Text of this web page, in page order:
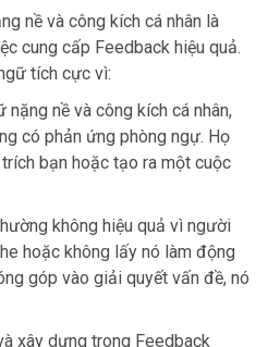
nề và công kích cá nhân là
cung cấp Feedback hiệu quả.
tích cực vì:
nề và công kích cá nhân,
có phản ứng phòng ngự. Họ
bạn hoặc tạo ra một cuộc
không hiệu quả vì người
hoặc không lấy nó làm động
góp vào giải quyết vấn đề, nó
xây dựng trong Feedback